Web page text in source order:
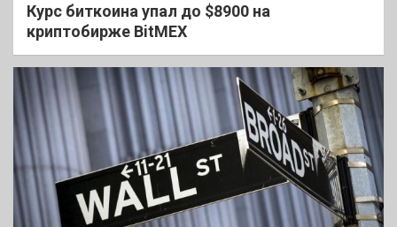
Курс биткоина упал до $8900 на
криптобирже BitMEX